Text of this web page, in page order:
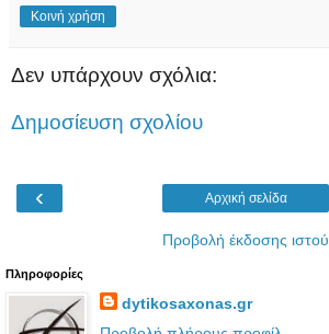
Κοινή χρήση
Δεν υπάρχουν σχόλια:
Δημοσίευση σχολίου
‹ Αρχική σελίδα
Προβολή έκδοσης ιστού
Πληροφορίες
dytikosaxonas.gr